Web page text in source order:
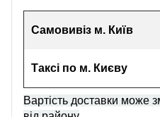
Самовивіз м. Київ
Таксі по м. Києву
Вартість доставки може